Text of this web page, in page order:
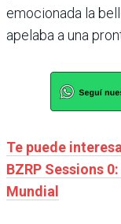
emocionada la
apelaba a una
Te puede
BZRP Sessions
Mundial